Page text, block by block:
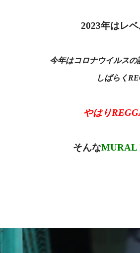
2023年はレ
今年はコロナウイルス
しばらく
やはり
そんなMURAL